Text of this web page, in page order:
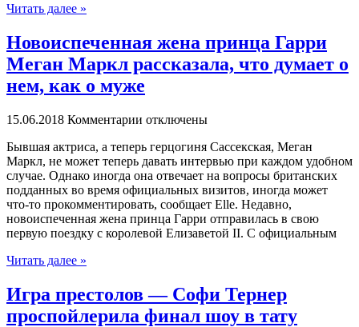
Читать далее »
Новоиспеченная жена принца Гарри
Меган Маркл рассказала, что думает о
нем, как о муже
15.06.2018 Комментарии отключены
Бывшaя aктрисa, а теперь герцогиня Сассекская, Меган
Маркл, не может теперь давать интервью при каждом удобном
случае. Однако иногда она отвечает на вопросы британских
подданных во время официальных визитов, иногда может
что-то прокомментировать, сообщает Elle. Недавно,
новоиспеченная жена принца Гарри отправилась в свою
первую поездку с королевой Елизаветой II. С официальным
Читать далее »
Игра престолов — Софи Тернер
проспойлерила финал шоу в тату